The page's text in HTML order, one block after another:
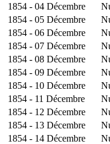
1854 - 04 Décembre
1854 - 05 Décembre
1854 - 06 Décembre
1854 - 07 Décembre
1854 - 08 Décembre
1854 - 09 Décembre
1854 - 10 Décembre
1854 - 11 Décembre
1854 - 12 Décembre
1854 - 13 Décembre
1854 - 14 Décembre